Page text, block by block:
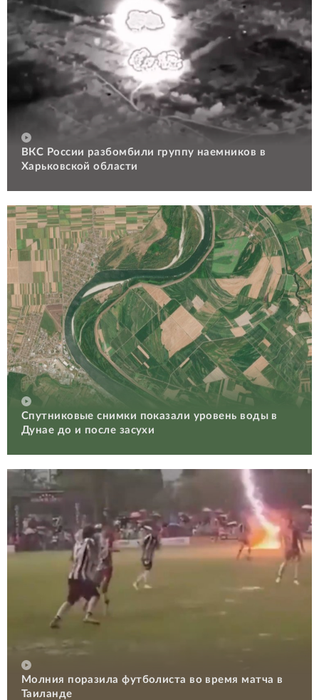
ВКС России разбомбили группу наемников в
Харьковской области
Спутниковые снимки показали уровень воды в
Дунае до и после засухи
Молния поразила футболиста во время матча в
Таиланде